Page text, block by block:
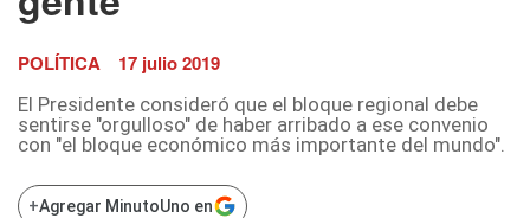
POLÍTICA 17 julio 2019
El Presidente consideró que el bloque regional debe
sentirse "orgulloso" de haber arribado a ese convenio
con "el bloque económico más importante del mundo".
+Agregar MinutoUno en